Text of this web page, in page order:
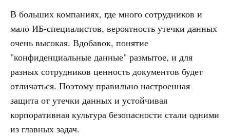
В больших компаниях, где много сотрудников и
мало ИБ-специалистов, вероятность утечки данных
очень высокая. Вдобавок, понятие
"конфиденциальные данные" размытое, и для
разных сотрудников ценность документов будет
отличаться. Поэтому правильно настроенная
защита от утечки данных и устойчивая
корпоративная культура безопасности стали одними
из главных задач.